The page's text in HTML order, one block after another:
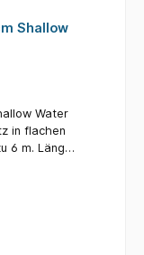
Shallow
Water
in flachen
6 m. Länge: